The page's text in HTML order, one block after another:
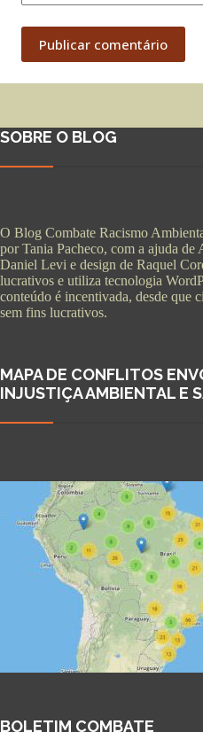
Publicar comentário
SOBRE O BLOG
O Blog Combate Racismo
por Tania Pacheco, com a ajuda de
Daniel Levi e design de Raquel
lucrativos e utiliza tecnologia
conteúdo é incentivada, desde que
sem fins lucrativos.
MAPA DE CONFLITOS
INJUSTIÇA AMBIENTAL E
BOLETIM COMBATE